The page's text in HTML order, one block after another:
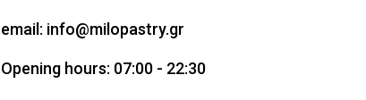
email: info@milopastry.gr
Opening hours: 07:00 - 22:30